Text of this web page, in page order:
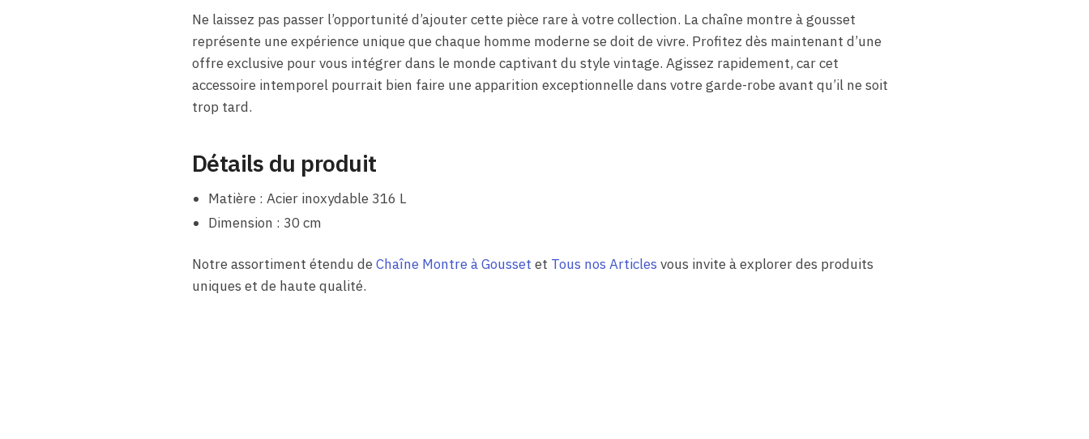
Ne laissez pas passer l’opportunité d’ajouter cette pièce rare à votre collection. La chaîne montre à gousset
représente une expérience unique que chaque homme moderne se doit de vivre. Profitez dès maintenant d’une
offre exclusive pour vous intégrer dans le monde captivant du style vintage. Agissez rapidement, car cet
accessoire intemporel pourrait bien faire une apparition exceptionnelle dans votre garde-robe avant qu’il ne soit
trop tard.
Détails du produit
Matière : Acier inoxydable 316 L
Dimension : 30 cm
Notre assortiment étendu deChaîne Montre à Gousset et Tous nos Articles vous invite à explorer des produits
uniques et de haute qualité.